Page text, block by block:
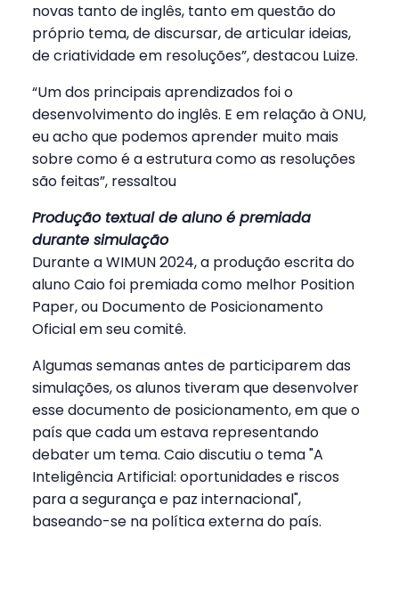
novas tanto de inglês, tanto em questão do
próprio tema, de discursar, de articular ideias,
de criatividade em resoluções”, destacou Luize.
“Um dos principais aprendizados foi o
desenvolvimento do inglês. E em relação à ONU,
eu acho que podemos aprender muito mais
sobre como é a estrutura como as resoluções
são feitas”, ressaltou
Produção textual de aluno é premiada
durante simulação
Durante a WIMUN 2024, a produção escrita do
aluno Caio foi premiada como melhor Position
Paper, ou Documento de Posicionamento
Oficial em seu comitê.
Algumas semanas antes de participarem das
simulações, os alunos tiveram que desenvolver
esse documento de posicionamento, em que o
país que cada um estava representando
debater um tema. Caio discutiu o tema "A
Inteligência Artificial: oportunidades e riscos
para a segurança e paz internacional",
baseando-se na política externa do país.